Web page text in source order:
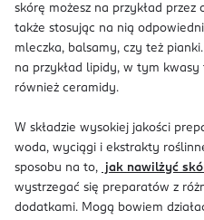
skórę możesz na przykład przez
także stosując na nią
mleczka, balsamy, czy też
na przykład lipidy, w tym kwasy
również ceramidy.
W składzie wysokiej jakości
woda, wyciągi i ekstrakty
sposobu na to,
jak nawilżyć
wystrzegać się preparatów z
dodatkami. Mogą bowiem